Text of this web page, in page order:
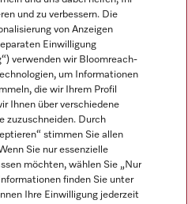
und zu verbessern. Die
von Anzeigen
Einwilligung
verwenden wir Bloomreach-
um Informationen
die wir Ihrem Profil
Ihnen über verschiedene
zuzuschneiden. Durch
stimmen Sie allen
Sie nur essenzielle
möchten, wählen Sie „Nur
finden Sie unter
Ihre Einwilligung jederzeit